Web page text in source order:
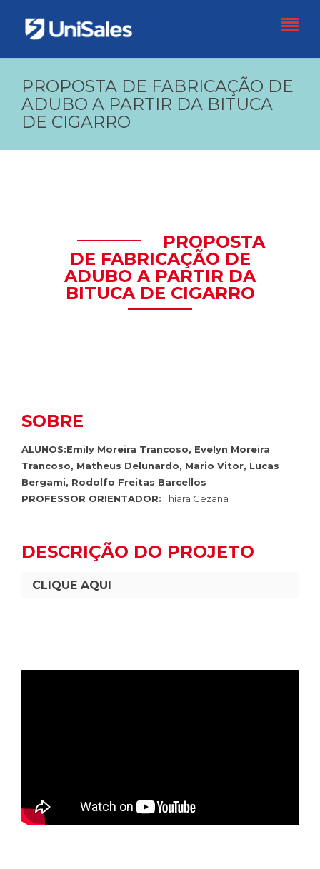
PROPOSTA DE FABRICAÇÃO DE
ADUBO A PARTIR DA BITUCA
DE CIGARRO
PROPOSTA
DE FABRICAÇÃO DE
ADUBO A PARTIR DA
BITUCA DE CIGARRO
SOBRE
ALUNOS:Emily Moreira Trancoso, Evelyn Moreira
Trancoso, Matheus Delunardo, Mario Vitor, Lucas
Bergami, Rodolfo Freitas Barcellos
PROFESSOR ORIENTADOR:Thiara Cezana
DESCRIÇÃO DO PROJETO
CLIQUE AQUI